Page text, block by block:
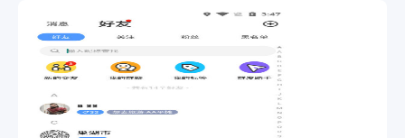
渠道盈利，配套个人中心、Token余额、私信、帖子管理、访
客统计与系统设置完整用户后台。